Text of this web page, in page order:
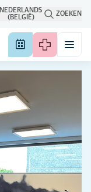
NEDERLANDS
(BELGIË)
ZOEKEN